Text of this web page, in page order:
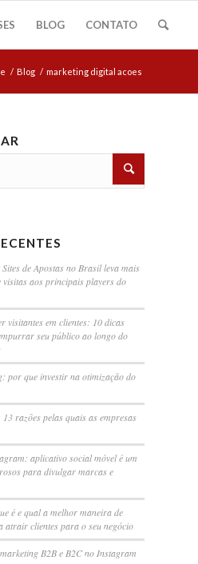
BLOG CONTATO
/ Blog / marketing digital acoes
de Apostas no Brasil leva mais
visitas aos principais players do
visitantes em clientes: 10 dicas
seu público ao longo do
por que investir na otimização do
razões pelas quais as empresas
aplicativo social móvel é um
para divulgar marcas e
é e qual a melhor maneira de
atrair clientes para o seu negócio
B2B e B2C no Instagram